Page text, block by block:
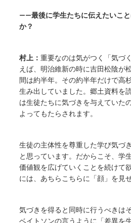
——最後に学生たちに伝えたいこと
か？
村上：重要なのは気がつく「気づ
えば、明治維新の時に吉田松陰が
間は約半年。その約半年だけで高
生み出していました。郷土資料を
は生徒たちに気づきを与えていた
よってもたらされます。
生徒の主体性を尊重した学び気づ
と思っています。だからこそ、学
価値観を広げていくことを続けて
には、あちらこちらに「顔」を見
気づきを得ると同時に行うべきは
ベイトソンの言うように「差異を